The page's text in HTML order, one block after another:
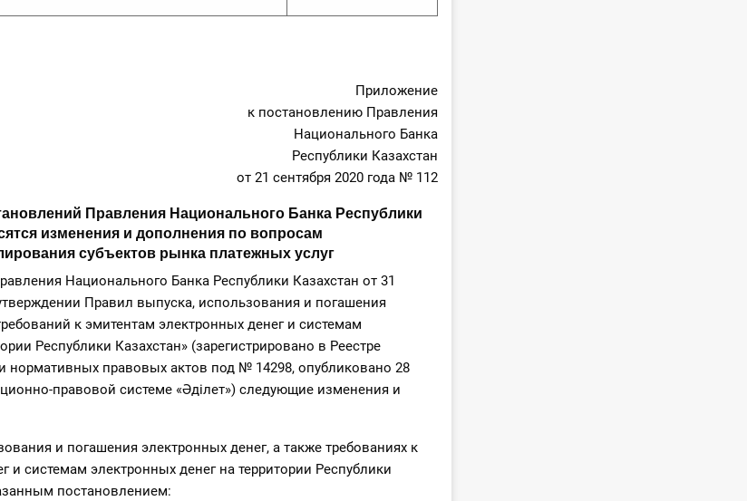
Приложение
к постановлению Правления
Национального Банка
Республики Казахстан
от 21 сентября 2020 года № 112
Правления Национального Банка Республики
изменения и дополнения по вопросам
субъектов рынка платежных услуг
Национального Банка Республики Казахстан от 31
Правил выпуска, использования и погашения
к эмитентам электронных денег и системам
Республики Казахстан» (зарегистрировано в Реестре
нормативных правовых актов под № 14298, опубликовано 28
правовой системе «Әділет») следующие изменения и
и погашения электронных денег, а также требованиях к
и системам электронных денег на территории Республики
постановлением: